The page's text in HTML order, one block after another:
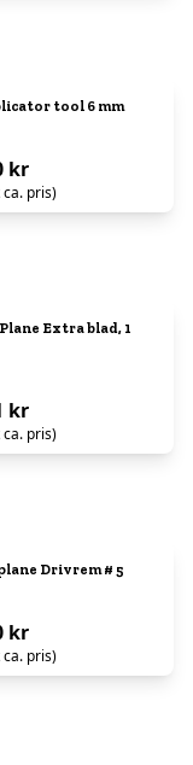
tool 6 mm
kr
ca. pris)
Extra blad, 1
kr
ca. pris)
Drivrem # 5
kr
ca. pris)